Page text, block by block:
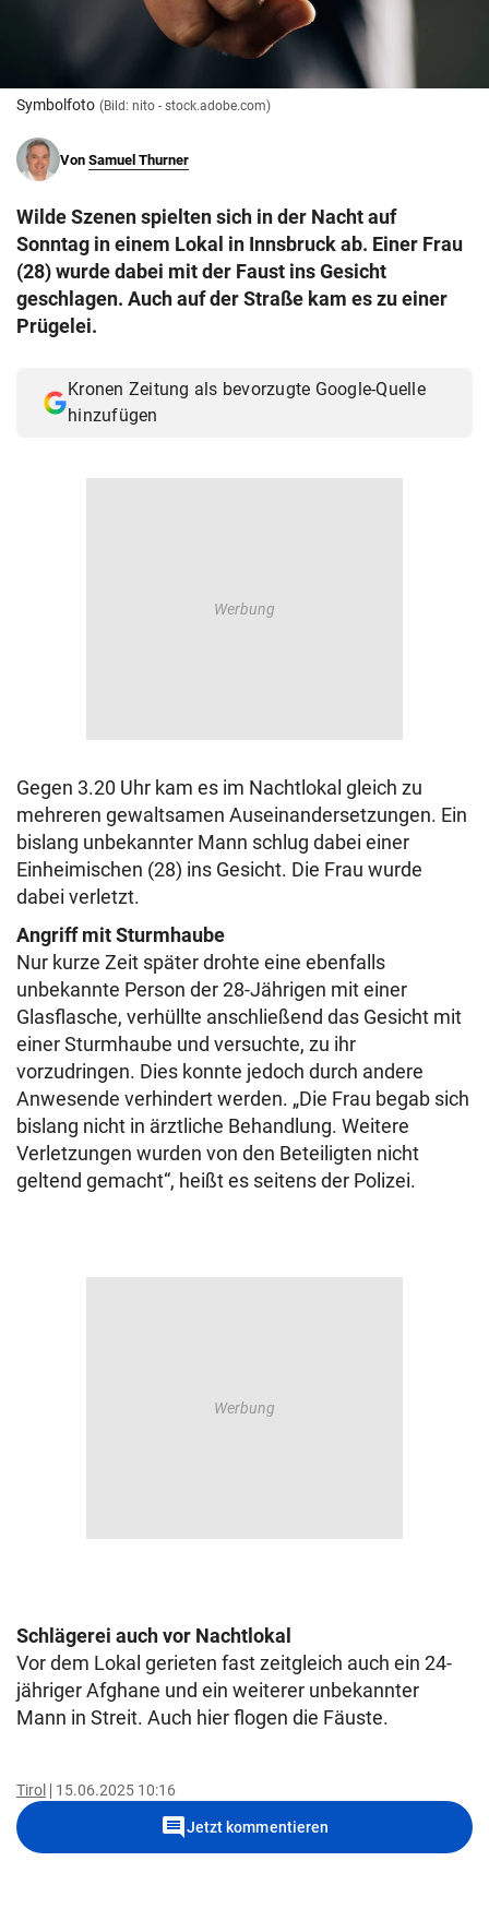
© Krone Multimedia GmbH & Co KG 2026
Muthgasse 2, 1190 Wien
Symbolfoto (Bild: nito - stock.adobe.com)
Von Samuel Thurner
Wilde Szenen spielten sich in der Nacht auf
Sonntag in einem Lokal in Innsbruck ab. Einer Frau
(28) wurde dabei mit der Faust ins Gesicht
geschlagen. Auch auf der Straße kam es zu einer
Prügelei.
Kronen Zeitung als bevorzugte Google-Quelle
hinzufügen
Gegen 3.20 Uhr kam es im Nachtlokal gleich zu
mehreren gewaltsamen Auseinandersetzungen. Ein
bislang unbekannter Mann schlug dabei einer
Einheimischen (28) ins Gesicht. Die Frau wurde
dabei verletzt.
Angriff mit Sturmhaube
Nur kurze Zeit später drohte eine ebenfalls
unbekannte Person der 28-Jährigen mit einer
Glasflasche, verhüllte anschließend das Gesicht mit
einer Sturmhaube und versuchte, zu ihr
vorzudringen. Dies konnte jedoch durch andere
Anwesende verhindert werden. „Die Frau begab sich
bislang nicht in ärztliche Behandlung. Weitere
Verletzungen wurden von den Beteiligten nicht
geltend gemacht“, heißt es seitens der Polizei.
Schlägerei auch vor Nachtlokal
Vor dem Lokal gerieten fast zeitgleich auch ein 24-
jähriger Afghane und ein weiterer unbekannter
Mann in Streit. Auch hier flogen die Fäuste.
Tirol 15.06.2025 10:16
commentJetzt kommentieren